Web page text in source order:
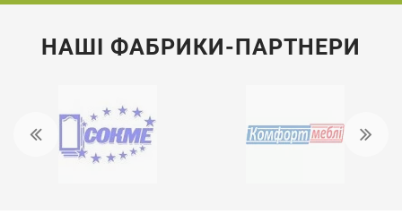
НАШІ ФАБРИКИ-ПАРТНЕРИ